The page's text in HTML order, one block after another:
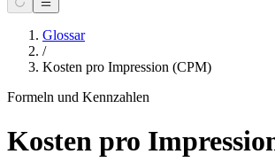
Glossar
/
Kosten pro Impression (CPM)
Formeln und Kennzahlen
Kosten pro